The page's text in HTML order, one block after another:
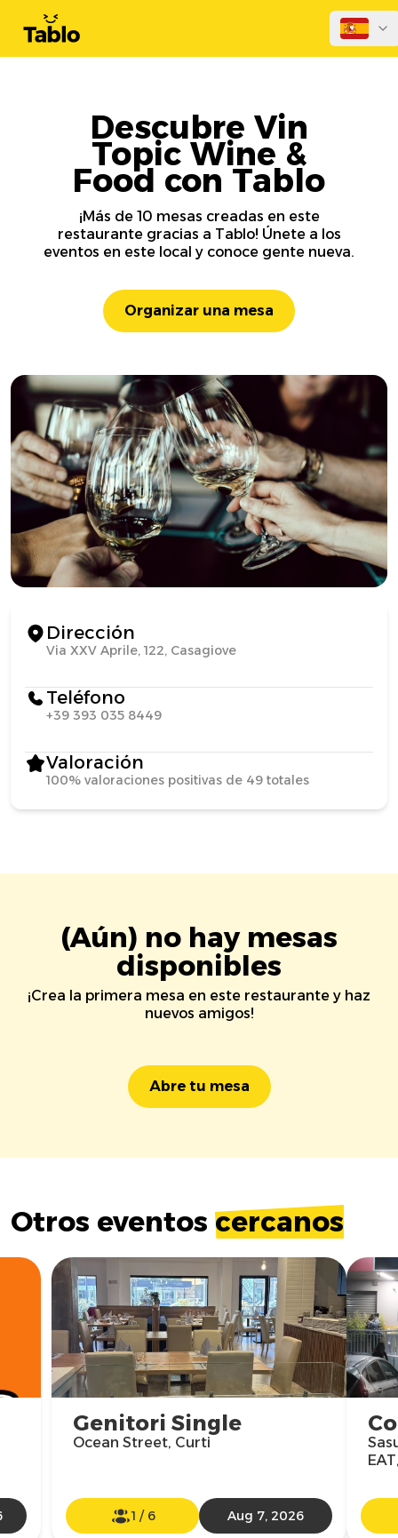
Descubre Vin
Topic Wine &
Food con Tablo
¡Más de 10 mesas creadas en este
restaurante gracias a Tablo! Únete a los
eventos en este local y conoce gente nueva.
Organizar una mesa
Dirección
Via XXV Aprile, 122, Casagiove
Teléfono
+39 393 035 8449
Valoración
100% valoraciones positivas de 49 totales
(Aún) no hay mesas
disponibles
¡Crea la primera mesa en este restaurante y haz
nuevos amigos!
Abre tu mesa
Otros eventos cercanos
Genitori Single
Ocean Street, Curti
1 / 6 Aug 7, 2026